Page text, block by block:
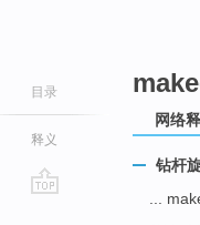
目录
释义
网络
钻杆
...